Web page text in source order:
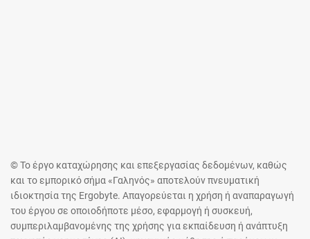
© Το έργο καταχώρησης και επεξεργασίας δεδομένων, καθώς
και το εμπορικό σήμα «Γαληνός» αποτελούν πνευματική
ιδιοκτησία της Ergobyte. Απαγορεύεται η χρήση ή αναπαραγωγή
του έργου σε οποιοδήποτε μέσο, εφαρμογή ή συσκευή,
συμπεριλαμβανομένης της χρήσης για εκπαίδευση ή ανάπτυξη